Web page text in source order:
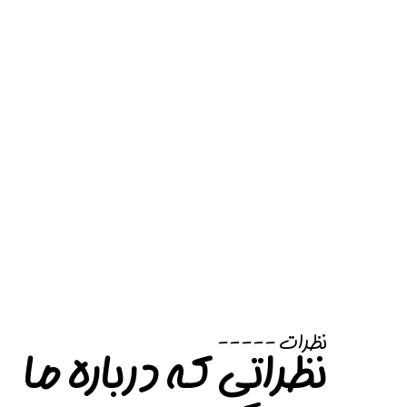
نظرات -----
نظراتی که درباره ما